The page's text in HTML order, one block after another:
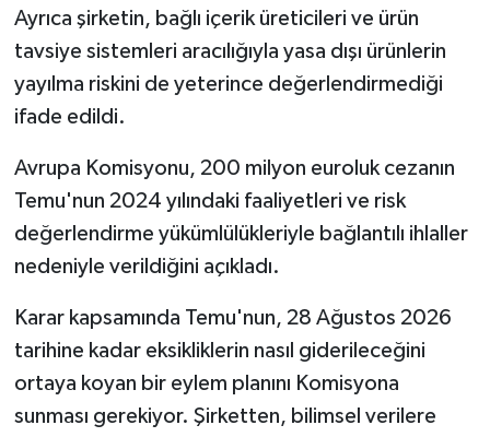
Ayrıca şirketin, bağlı içerik üreticileri ve ürün
tavsiye sistemleri aracılığıyla yasa dışı ürünlerin
yayılma riskini de yeterince değerlendirmediği
ifade edildi.
Avrupa Komisyonu, 200 milyon euroluk cezanın
Temu'nun 2024 yılındaki faaliyetleri ve risk
değerlendirme yükümlülükleriyle bağlantılı ihlaller
nedeniyle verildiğini açıkladı.
Karar kapsamında Temu'nun, 28 Ağustos 2026
tarihine kadar eksikliklerin nasıl giderileceğini
ortaya koyan bir eylem planını Komisyona
sunması gerekiyor. Şirketten, bilimsel verilere